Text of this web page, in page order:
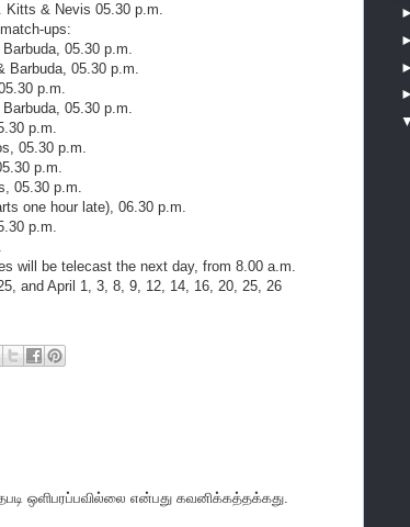
Kitts & Nevis 05.30 p.m.
ups:
05.30 p.m.
Barbuda, 05.30 p.m.
p.m.
05.30 p.m.
p.m.
05.30 p.m.
p.m.
05.30 p.m.
one hour late), 06.30 p.m.
p.m.
will be telecast the next day, from 8.00 a.m.
and April 1, 3, 8, 9, 12, 14, 16, 20, 25, 26
ஒளிபரப்பவில்லை என்பது கவனிக்கத்தக்கது.